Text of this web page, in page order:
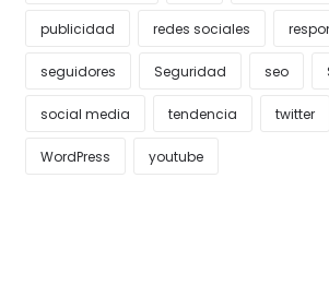
publicidad redes sociales
seguidores Seguridad seo
social media tendencia twitter
WordPress youtube